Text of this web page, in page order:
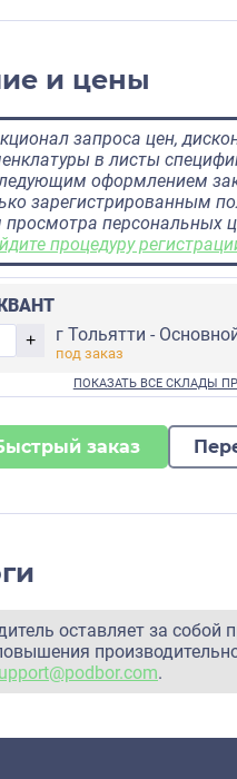
и цены
запроса цен,
в листы
оформлением
зарегистрированным
просмотра персональных
процедуру
+ г Тольятти -
заказ
оставляет за собой
.